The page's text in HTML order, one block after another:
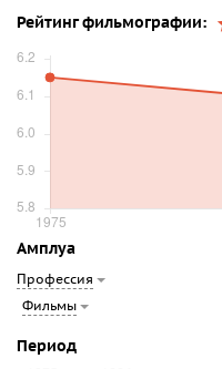
Рейтинг фильмографии:
Амплуа
Профессия
Фильмы
Период